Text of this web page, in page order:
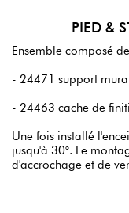
PIED &
Ensemble composé
- 24471 support
- 24463 cache de
Une fois installé
jusqu'à 30°. Le
d'accrochage et de